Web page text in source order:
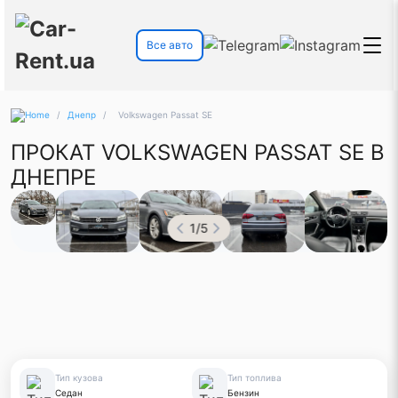
Все авто
/ Днепр / Volkswagen Passat SE
ПРОКАТ VOLKSWAGEN PASSAT SE В
ДНЕПРЕ
1/5
Тип кузова
Седан
Тип топлива
Бензин